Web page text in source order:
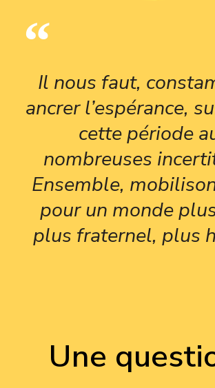
Il nous faut,
ancrer l’espérance,
cette période
nombreuses
Ensemble,
pour un monde
plus fraternel, plus
Une